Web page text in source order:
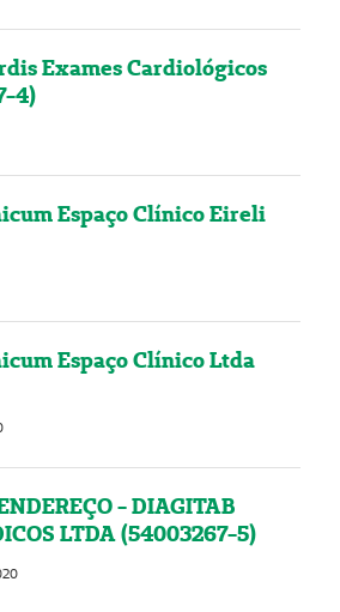
Exames Cardiológicos
4)
Espaço Clínico Eireli
Espaço Clínico Ltda
- DIAGITAB
LTDA (54003267-5)